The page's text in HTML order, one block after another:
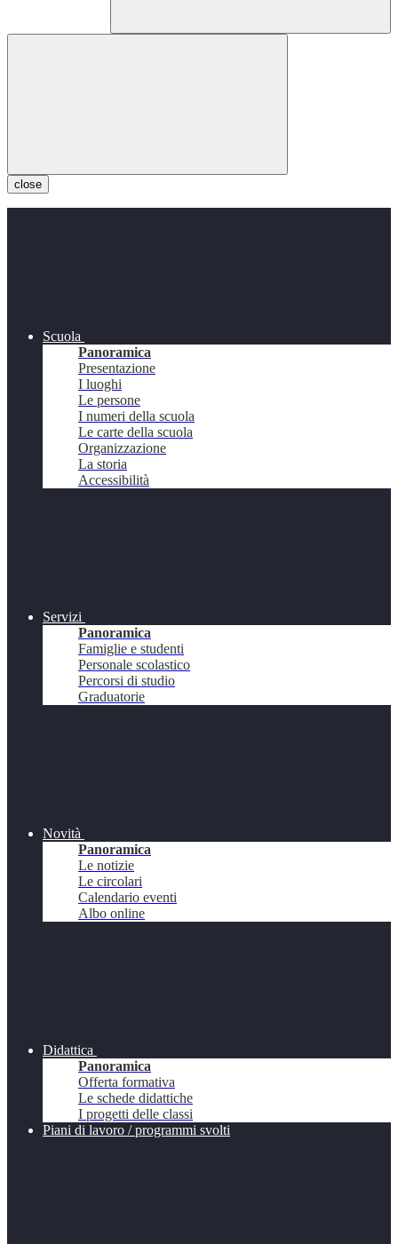
close
Scuola
Panoramica
Presentazione
I luoghi
Le persone
I numeri della scuola
Le carte della scuola
Organizzazione
La storia
Accessibilità
Servizi
Panoramica
Famiglie e studenti
Personale scolastico
Percorsi di studio
Graduatorie
Novità
Panoramica
Le notizie
Le circolari
Calendario eventi
Albo online
Didattica
Panoramica
Offerta formativa
Le schede didattiche
I progetti delle classi
Piani di lavoro / programmi svolti